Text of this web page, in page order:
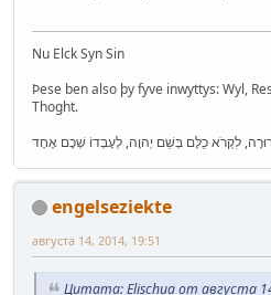
Nu Elck Syn Sin
Þese ben also þy fyve inwyttys: Wyl,
Thoght.
לִקְרֹא כֻלָּם בְּשֵׁם יְהוָה, לְעָבְדוֹ שְׁכֶם אֶחָד
engelseziekte
августа 14, 2014, 19:51
Цитата: Elischua от августа